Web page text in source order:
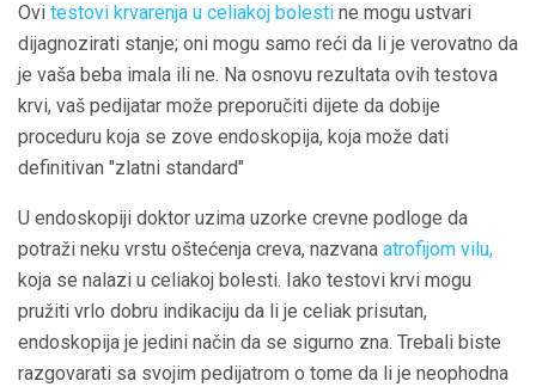
Ovi testovi krvarenja u celiakoj bolesti ne mogu ustvari
dijagnozirati stanje; oni mogu samo reći da li je verovatno da
je vaša beba imala ili ne. Na osnovu rezultata ovih testova
krvi, vaš pedijatar može preporučiti dijete da dobije
proceduru koja se zove endoskopija, koja može dati
definitivan "zlatni standard"
U endoskopiji doktor uzima uzorke crevne podloge da
potraži neku vrstu oštećenja creva, nazvana atrofijom vilu,
koja se nalazi u celiakoj bolesti. Iako testovi krvi mogu
pružiti vrlo dobru indikaciju da li je celiak prisutan,
endoskopija je jedini način da se sigurno zna. Trebali biste
razgovarati sa svojim pedijatrom o tome da li je neophodna